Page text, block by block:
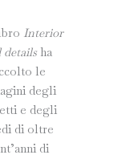
Interior
details ha
le
degli
e degli
di oltre
di